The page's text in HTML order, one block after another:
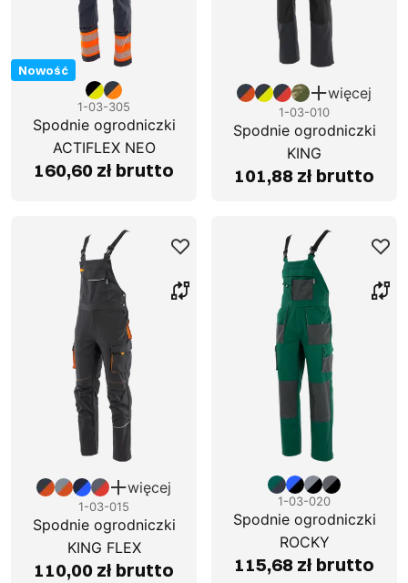
Nowość
1-03-305
Spodnie ogrodniczki
ACTIFLEX NEO
160,60 zł brutto
więcej
1-03-010
Spodnie ogrodniczki
KING
101,88 zł brutto
więcej
1-03-015
Spodnie ogrodniczki
KING FLEX
110,00 zł brutto
1-03-020
Spodnie ogrodniczki
ROCKY
115,68 zł brutto